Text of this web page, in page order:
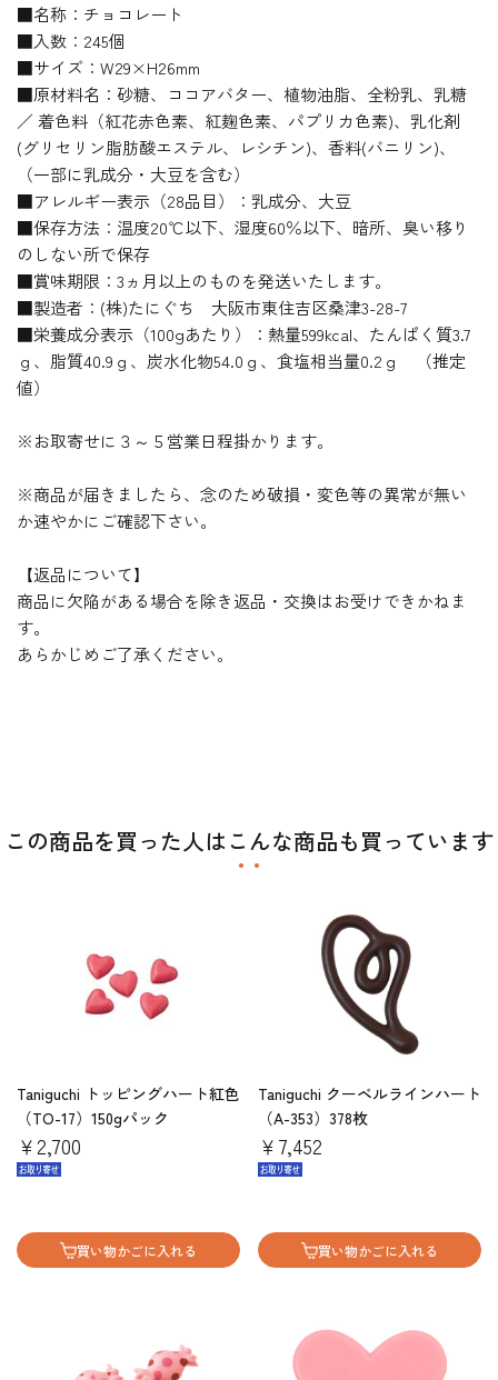
■名称：チョコレート
■入数：245個
■サイズ：W29×H26mm
■原材料名：砂糖、ココアバター、植物油脂、全粉乳、乳糖
／ 着色料（紅花赤色素、紅麹色素、パプリカ色素)、乳化剤
(グリセリン脂肪酸エステル、レシチン)、香料(バニリン)、
（一部に乳成分・大豆を含む）
■アレルギー表示（28品目）：乳成分、大豆
■保存方法：温度20℃以下、湿度60％以下、暗所、臭い移り
のしない所で保存
■賞味期限：3ヵ月以上のものを発送いたします。
■製造者：(株)たにぐち 大阪市東住吉区桑津3-28-7
■栄養成分表示（100gあたり）：熱量599kcal、たんぱく質3.7
ｇ、脂質40.9ｇ、炭水化物54.0ｇ、食塩相当量0.2ｇ （推定
値）
※お取寄せに３～５営業日程掛かります。
※商品が届きましたら、念のため破損・変色等の異常が無い
か速やかにご確認下さい。
【返品について】
商品に欠陥がある場合を除き返品・交換はお受けできかねま
す。
あらかじめご了承ください。
この商品を買った人はこんな商品も買っています
Taniguchi トッピングハート紅色
（TO-17）150gパック
￥2,700
買い物かごに入れる
Taniguchi クーベルラインハート
（A-353）378枚
￥7,452
買い物かごに入れる